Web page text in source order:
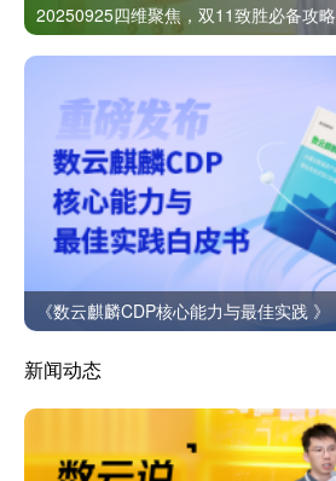
20250925四维聚焦，双11致胜必备攻略
《数云麒麟CDP核心能力与最佳实践 》
新闻动态